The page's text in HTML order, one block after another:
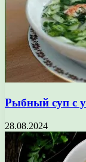
Рыбный суп с
28.08.2024